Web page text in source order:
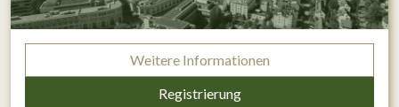
Weitere Informationen
Registrierung